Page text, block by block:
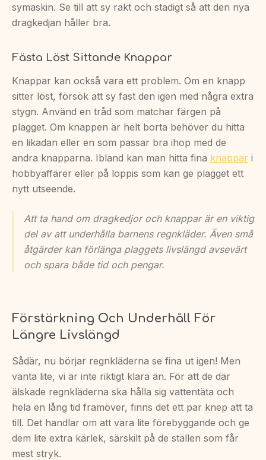
symaskin. Se till att sy rakt och stadigt så att den nya
dragkedjan håller bra.
Fästa Löst Sittande Knappar
Knappar kan också vara ett problem. Om en knapp
sitter löst, försök att sy fast den igen med några extra
stygn. Använd en tråd som matchar färgen på
plagget. Om knappen är helt borta behöver du hitta
en likadan eller en som passar bra ihop med de
andra knapparna. Ibland kan man hitta fina knappar i
hobbyaffärer eller på loppis som kan ge plagget ett
nytt utseende.
Att ta hand om dragkedjor och knappar är en viktig
del av att underhålla barnens regnkläder. Även små
åtgärder kan förlänga plaggets livslängd avsevärt
och spara både tid och pengar.
Förstärkning Och Underhåll För
Längre Livslängd
Sådär, nu börjar regnkläderna se fina ut igen! Men
vänta lite, vi är inte riktigt klara än. För att de där
älskade regnkläderna ska hålla sig vattentäta och
hela en lång tid framöver, finns det ett par knep att ta
till. Det handlar om att vara lite förebyggande och ge
dem lite extra kärlek, särskilt på de ställen som får
mest stryk.